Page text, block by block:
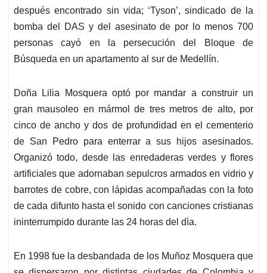
después encontrado sin vida; ‘Tyson’, sindicado de la
bomba del DAS y del asesinato de por lo menos 700
personas cayó en la persecución del Bloque de
Búsqueda en un apartamento al sur de Medellín.
Doña Lilia Mosquera optó por mandar a construir un
gran mausoleo en mármol de tres metros de alto, por
cinco de ancho y dos de profundidad en el cementerio
de San Pedro para enterrar a sus hijos asesinados.
Organizó todo, desde las enredaderas verdes y flores
artificiales que adornaban sepulcros armados en vidrio y
barrotes de cobre, con lápidas acompañadas con la foto
de cada difunto hasta el sonido con canciones cristianas
ininterrumpido durante las 24 horas del dìa.
En 1998 fue la desbandada de los Muñoz Mosquera que